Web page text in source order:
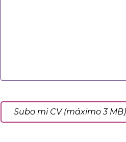
Subo mi CV (máximo 3